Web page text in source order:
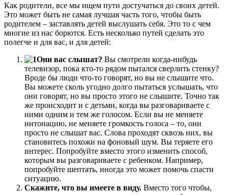
Как родители, все мы ищем пути достучаться до своих детей.
Это может быть не самая лучшая часть того, чтобы быть
родителем – заставлять детей выслушать себя. Это то с чем
многие из нас борются. Есть несколько путей сделать это
полегче и для вас, и для детей:
Они вас слышат? Вы смотрели когда-нибудь
телевизор, пока кто-то рядом пытался сверлить стенку?
Вроде бы люди что-то говорят, но вы не слышите что.
Вы можете сколь угодно долго пытаться услышать, что
они говорят, но вы просто этого не слышите. Точно так
же происходит и с детьми, когда вы разговариваете с
ними одним и тем же голосом. Если вы не меняете
интонацию, не меняете громкость голоса – то, они
просто не слышат вас. Слова проходят сквозь них, вы
становитесь похожи на фоновый шум. Вы теряете его
интерес. Попробуйте вместо этого изменить способ,
которым вы разговариваете с ребенком. Например,
попробуйте шептать, иногда это может помочь спасти
ситуацию.
Скажите, что вы имеете в виду. Вместо того чтобы,